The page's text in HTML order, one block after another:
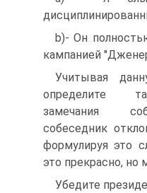
b)- Он
кампанией
Учитывая
определите
замечания
собеседник
формулируя это
это прекрасно, но
Убедите